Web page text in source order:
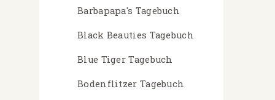
Barbapapa's Tagebuch
Black Beauties Tagebuch
Blue Tiger Tagebuch
Bodenflitzer Tagebuch